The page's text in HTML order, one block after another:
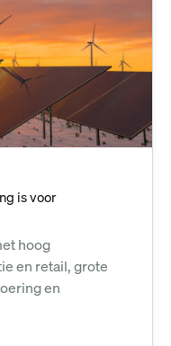
is voor
hoog
en retail, grote
en